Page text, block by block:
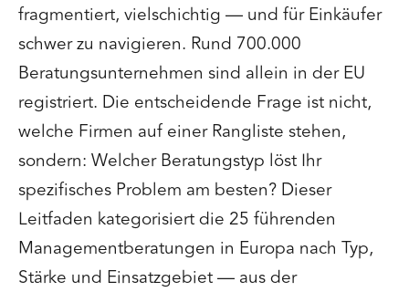
fragmentiert, vielschichtig — und für Einkäufer
schwer zu navigieren. Rund 700.000
Beratungsunternehmen sind allein in der EU
registriert. Die entscheidende Frage ist nicht,
welche Firmen auf einer Rangliste stehen,
sondern: Welcher Beratungstyp löst Ihr
spezifisches Problem am besten? Dieser
Leitfaden kategorisiert die 25 führenden
Managementberatungen in Europa nach Typ,
Stärke und Einsatzgebiet — aus der